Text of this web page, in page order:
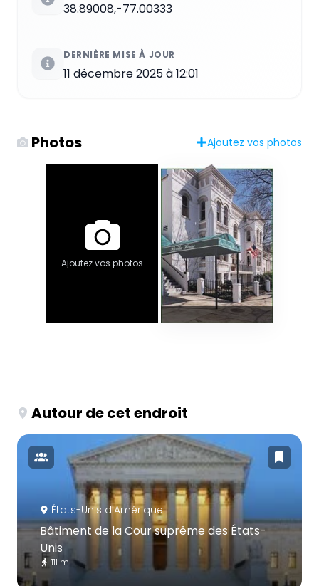
38.89008,-77.00333
DERNIÈRE MISE À JOUR
11 décembre 2025 à 12:01
Photos Ajoutez vos photos
Ajoutez vos photos
Autour de cet endroit
États-Unis d'Amérique
Bâtiment de la Cour suprême des États-
Unis
111 m